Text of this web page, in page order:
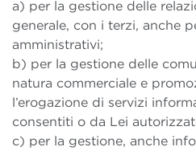
a) per la gestione delle
generale, con i terzi, anche
amministrativi;
b) per la gestione delle
natura commerciale e
l’erogazione di servizi
consentiti o da Lei
c) per la gestione, anche